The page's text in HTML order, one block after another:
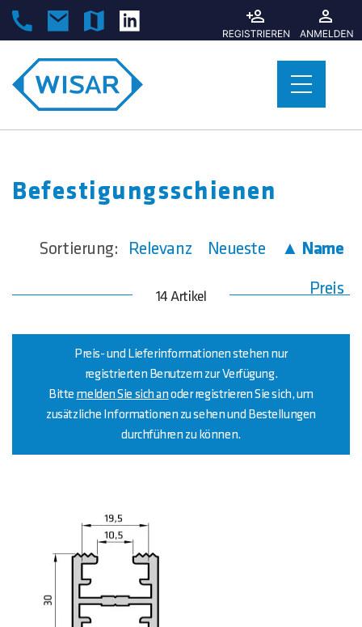
Befestigungsschienen
Sortierung: Relevanz Neueste ▲ Name
Preis
14 Artikel
Preis- und Lieferinformationen stehen nur
registrierten Benutzern zur Verfügung.
Bitte melden Sie sich an oder registrieren Sie sich, um
zusätzliche Informationen zu sehen und Bestellungen
durchführen zu können.